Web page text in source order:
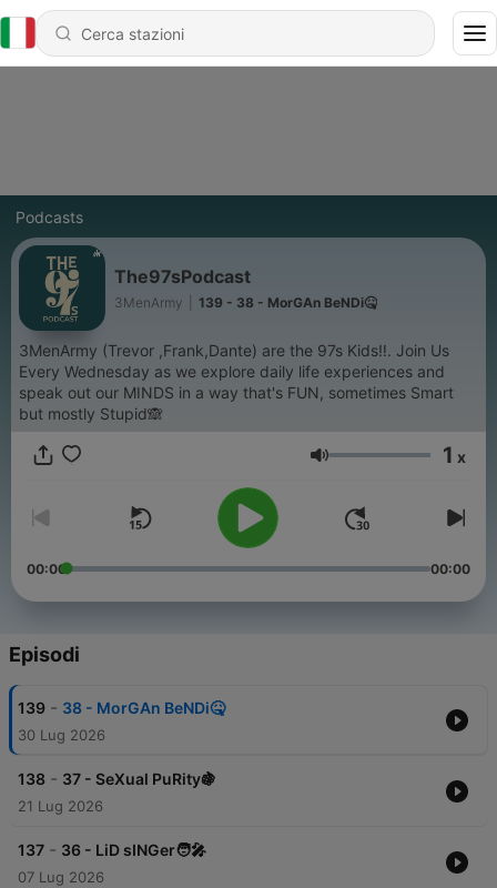
Podcasts
The97sPodcast
3MenArmy 139 - 38 - MorGAn BeNDi🤒
3MenArmy (Trevor ,Frank,Dante) are the 97s Kids‼️. Join Us
Every Wednesday as we explore daily life experiences and
speak out our MINDS in a way that's FUN, sometimes Smart
but mostly Stupid🙈
Volume 1 x
00:00 00:00
Episodi
139 - 38 - MorGAn BeNDi🤒
30 Lug 2026
138 - 37 - SeXual PuRity🍇
21 Lug 2026
137 - 36 - LiD sINGer🧑‍🎤
07 Lug 2026